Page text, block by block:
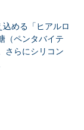
める「ヒアルロ
（ペンタバイテ
さらにシリコン